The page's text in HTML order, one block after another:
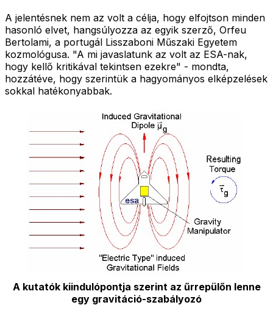
A jelentésnek nem az volt a célja, hogy elfojtson minden
hasonló elvet, hangsúlyozza az egyik szerző, Orfeu
Bertolami, a portugál Lisszaboni Műszaki Egyetem
kozmológusa. "A mi javaslatunk az volt az ESA-nak,
hogy kellő kritikával tekintsen ezekre" - mondta,
hozzátéve, hogy szerintük a hagyományos elképzelések
sokkal hatékonyabbak.
A kutatók kiindulópontja szerint az űrrepülőn lenne
egy gravitáció-szabályozó